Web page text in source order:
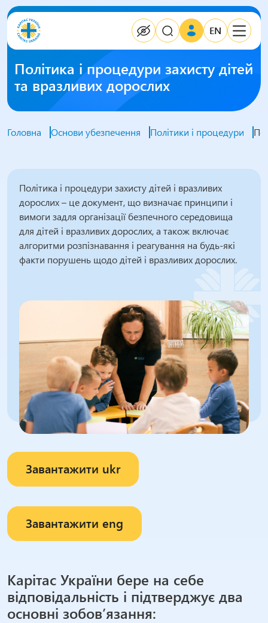
EN
Політика і процедури захисту дітей
та вразливих дорослих
Головна Основи убезпечення Політики і процедури
Політика і процедури захисту дітей і вразливих
дорослих – це документ, що визначає принципи і
вимоги задля організації безпечного середовища
для дітей і вразливих дорослих, а також включає
алгоритми розпізнавання і реагування на будь-які
факти порушень щодо дітей і вразливих дорослих.
Завантажити ukr
Завантажити eng
Карітас України бере на себе
відповідальність і підтверджує два
основні зобов’язання: